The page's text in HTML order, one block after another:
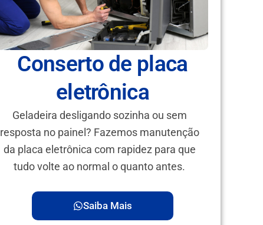
Conserto de placa
eletrônica
Geladeira desligando sozinha ou sem
resposta no painel? Fazemos manutenção
da placa eletrônica com rapidez para que
tudo volte ao normal o quanto antes.
Saiba Mais